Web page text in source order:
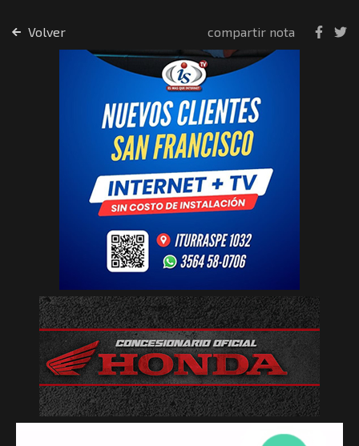
Volver compartir nota